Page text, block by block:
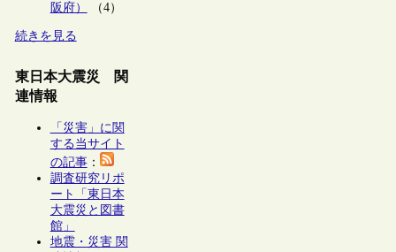
阪府）
（4）
続きを見る
東日本大震災 関
連情報
「災害」に関
する当サイト
の記事：
調査研究リポ
ート「東日本
大震災と図書
館」
地震・災害 関